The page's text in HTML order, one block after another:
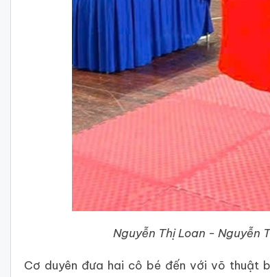
Nguyễn Thị Loan - Nguyễn
Cơ duyên đưa hai cô bé đến với võ thuật